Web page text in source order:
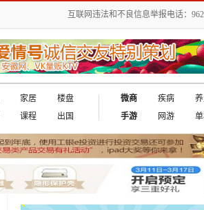
互联网违法和不良信息举报电话：
家居
楼盘
课程 出国
微商 疾病
手游
网游